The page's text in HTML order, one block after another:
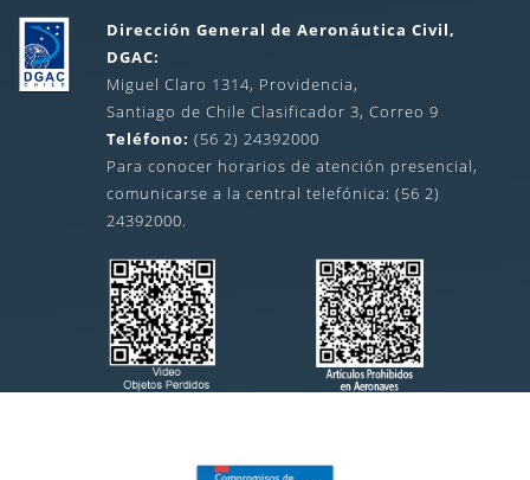
Dirección General de Aeronáutica Civil,
DGAC:
Miguel Claro 1314, Providencia,
Santiago de Chile Clasificador 3, Correo 9
Teléfono: (56 2) 24392000
Para conocer horarios de atención presencial,
comunicarse a la central telefónica: (56 2)
24392000.